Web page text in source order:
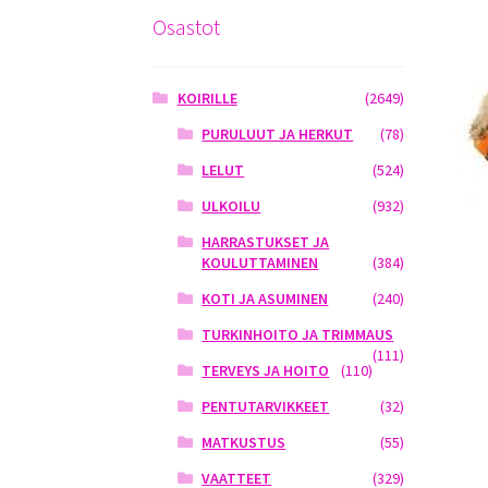
Osastot
KOIRILLE
(2649)
PURULUUT JA HERKUT
(78)
LELUT
(524)
ULKOILU
(932)
HARRASTUKSET JA
KOULUTTAMINEN
(384)
KOTI JA ASUMINEN
(240)
TURKINHOITO JA TRIMMAUS
(111)
TERVEYS JA HOITO
(110)
PENTUTARVIKKEET
(32)
MATKUSTUS
(55)
VAATTEET
(329)